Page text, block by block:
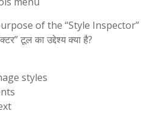
of the “Style Inspector”
टूल का उद्देश्य क्या है?
styles